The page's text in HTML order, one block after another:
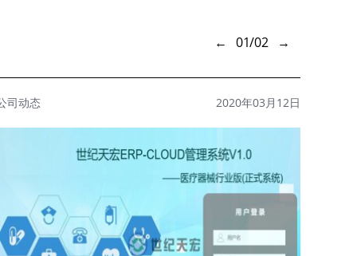
← 01/02 →
司动态 2020年03月12日